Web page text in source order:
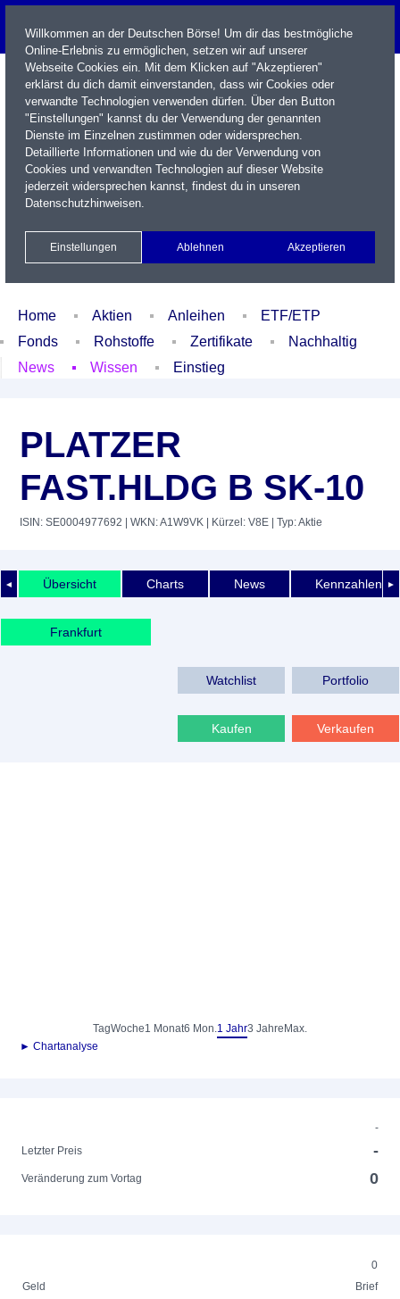
Name / WKN / ISIN / Kürzel
Xetra Realtime
Watchlist Portfolio Login
Home Aktien Anleihen
ETF/ETP
Fonds
Rohstoffe Zertifikate
Nachhaltig
News
Wissen Einstieg
PLATZER
FAST.HLDG B SK-10
ISIN: SE0004977692 | WKN: A1W9VK | Kürzel: V8E | Typ: Aktie
◄ ►
Übersicht Charts News Kennzahlen
Frankfurt
Watchlist Portfolio
Kaufen Verkaufen
TagWoche1 Monat6 Mon.1 Jahr3 Jahre Max.
► Chartanalyse
-
Letzter Preis
-
Veränderung zum Vortag 0
0
Geld
Brief
Willkommen an der Deutschen Börse! Um dir das bestmögliche
Online-Erlebnis zu ermöglichen, setzen wir auf unserer
Webseite Cookies ein. Mit dem Klicken auf "Akzeptieren"
erklärst du dich damit einverstanden, dass wir Cookies oder
verwandte Technologien verwenden dürfen. Über den Button
"Einstellungen" kannst du der Verwendung der genannten
Dienste im Einzelnen zustimmen oder widersprechen.
Detaillierte Informationen und wie du der Verwendung von
Cookies und verwandten Technologien auf dieser Website
jederzeit widersprechen kannst, findest du in unseren
Datenschutzhinweisen.
Einstellungen Ablehnen Akzeptieren